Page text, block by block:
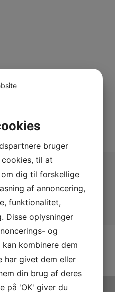
bruger
til at
dig til forskellige
af annoncering,
funktionalitet,
Disse oplysninger
og
kombinere dem
har givet dem eller
din brug af deres
på 'OK' giver du